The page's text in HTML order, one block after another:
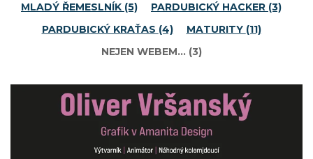
MLADÝ ŘEMESLNÍK (5) PARDUBICKÝ HACKER (3)
PARDUBICKÝ KRAŤAS (4) MATURITY (11)
NEJEN WEBEM… (3)